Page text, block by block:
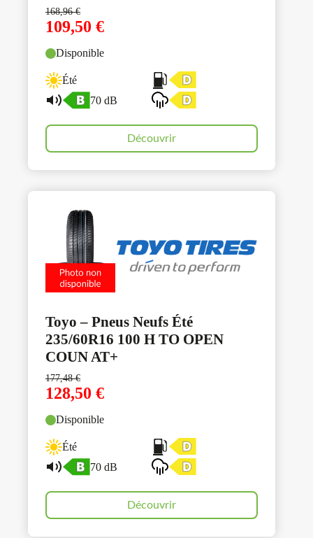
168,96€
109,50 €
Disponible
Été
70 dB
Découvrir
Toyo – Pneus Neufs Été
235/60R16 100 H TO OPEN
COUN AT+
177,48€
128,50 €
Disponible
Été
70 dB
Découvrir